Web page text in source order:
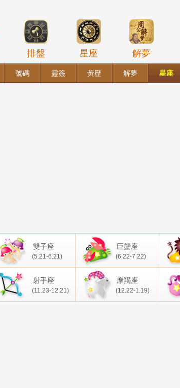
排盤 星座 解夢
號碼 靈簽 黃歷 解夢 星座
雙子座
(5.21-6.21)
巨蟹座
(6.22-7.22)
射手座
(11.23-12.21)
摩羯座
(12.22-1.19)